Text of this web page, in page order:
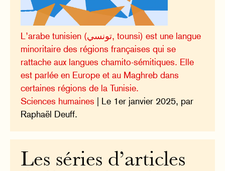
L’arabe tunisien (تونسي, tounsi) est une langue
minoritaire des régions françaises qui se
rattache aux langues chamito-sémitiques. Elle
est parlée en Europe et au Maghreb dans
certaines régions de la Tunisie.
Sciences humaines | Le 1er janvier 2025, par
Raphaël Deuff.
Les séries d’articles